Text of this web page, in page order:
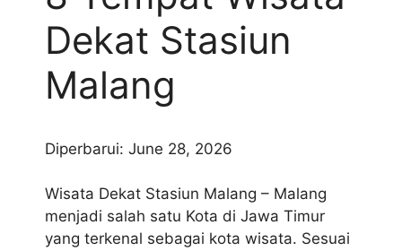
Dekat Stasiun
Malang
Diperbarui: June 28, 2026
Wisata Dekat Stasiun Malang – Malang
menjadi salah satu Kota di Jawa Timur
yang terkenal sebagai kota wisata. Sesuai